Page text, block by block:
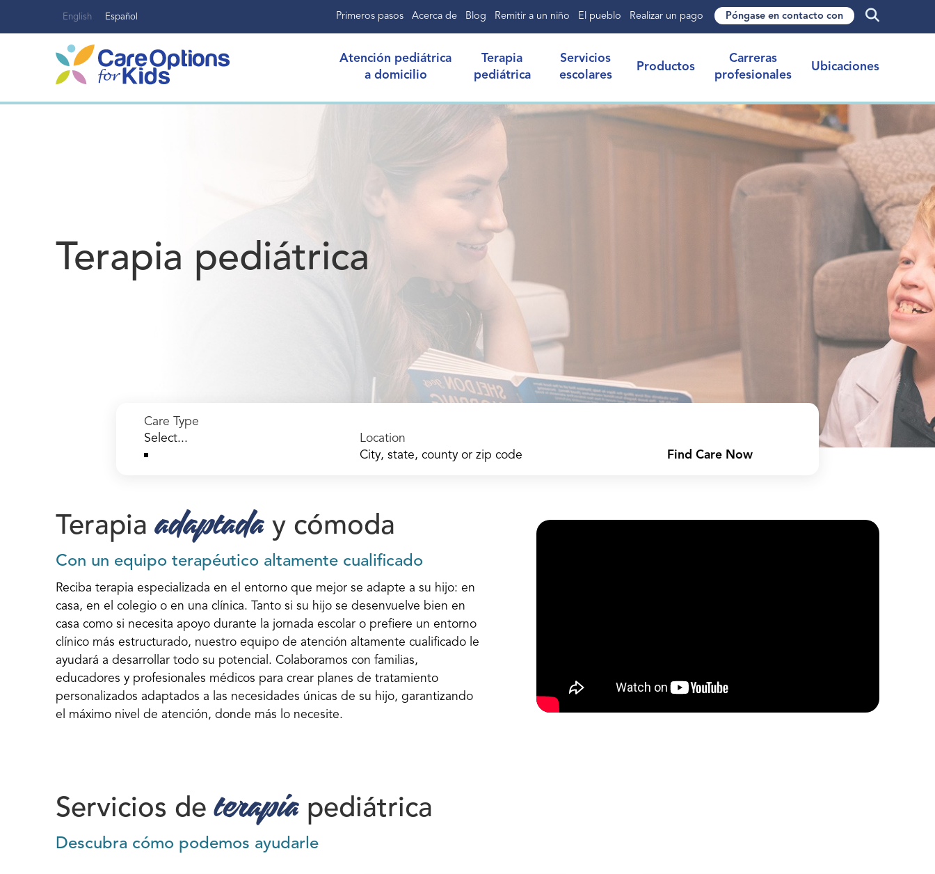
English Español Primeros pasos Acerca de Blog Remitir a un niño El pueblo Realizar un pago Póngase en contacto con
Atención pediátrica
a domicilio
Terapia
pediátrica
Servicios
escolares
Productos
Carreras
profesionales
Ubicaciones
Terapia pediátrica
Care Type
Location
Find Care Now
Terapiaadaptada y cómoda
Con un equipo terapéutico altamente cualificado
Reciba terapia especializada en el entorno que mejor se adapte a su hijo: en
casa, en el colegio o en una clínica. Tanto si su hijo se desenvuelve bien en
casa como si necesita apoyo durante la jornada escolar o prefiere un entorno
clínico más estructurado, nuestro equipo de atención altamente cualificado le
ayudará a desarrollar todo su potencial. Colaboramos con familias,
educadores y profesionales médicos para crear planes de tratamiento
personalizados adaptados a las necesidades únicas de su hijo, garantizando
el máximo nivel de atención, donde más lo necesite.
Servicios deterapia pediátrica
Descubra cómo podemos ayudarle